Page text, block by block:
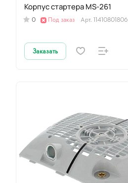
Корпус стартера MS-261
0 Под заказ Арт. 11410801806
Заказать